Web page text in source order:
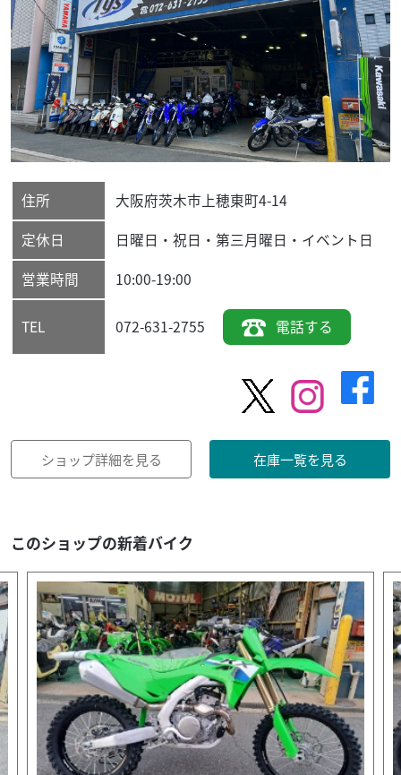
住所 大阪府茨木市上穂東町4-14
定休日
日曜日・祝日・第三月曜日・イベント日
営業時間
10:00-19:00
TEL 072-631-2755 電話する
ショップ詳細を見る 在庫一覧を見る
このショップの新着バイク